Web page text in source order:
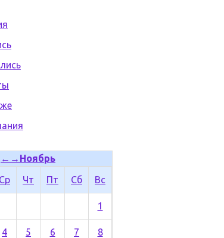
← → Ноябрь
Ср Чт Пт Сб Вс
1
4 5 6 7 8